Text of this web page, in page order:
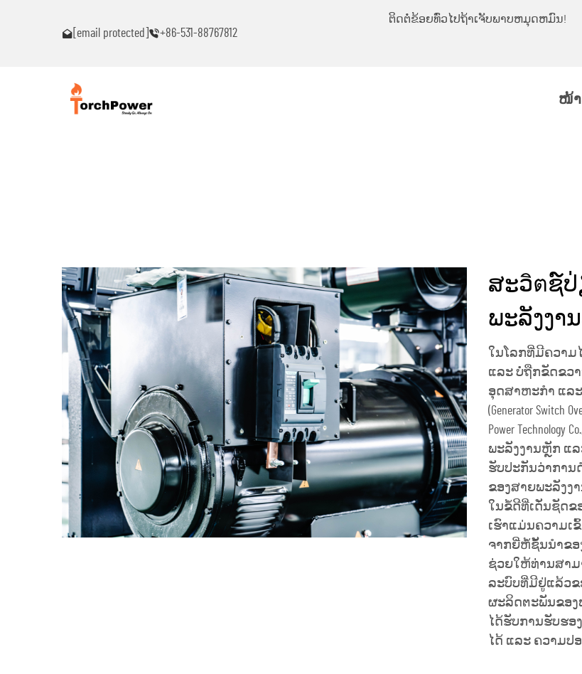
[email protected] +86-531-88767812
ຕິດຕໍ່ຂ້ອຍທົ່ວໄປຖ້າເຈັບພາບຫມຸດຫມົນ!
ໜ້
ສະວิตຊ໌ປ່
ພະລັງງາ
ໃນໂລກທີ່ມີຄວາມ
ແລະ ບໍ່ຖືກຂັດຂວ
ອຸດສາຫະກຳ ແລ
(Generator Switch
Power
ພະລັງງານຫຼັກ ແລ
ຮັບປະກັນວ່າການ
ຂອງສາຍພະລັງງ
ໃນຂໍ້ດີທີ່ເດັ່ນຊັດຂ
ເຮົາແມ່ນຄວາມເ
ຈາກຍີ່ຫໍ້ຊັ້ນນຳຂອງ
ຊ່ວຍໃຫ້ທ່ານສາມ
ລະບົບທີ່ມີຢູ່ແລ້ວຂ
ຜະລິດຕະພັນຂອງ
ໄດ້ຮັບການຮັບຮອງຈ
ໄດ້ ແລະ ຄວາມປ